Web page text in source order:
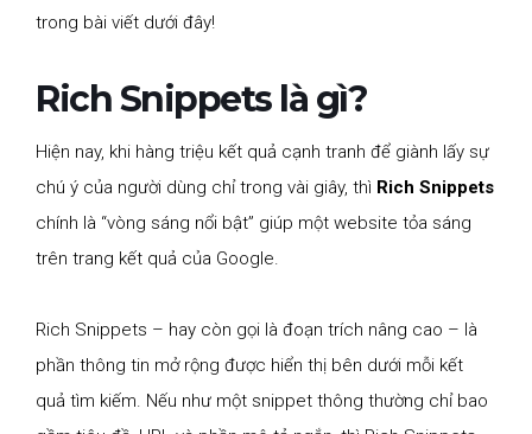
trong bài viết dưới đây!
Rich Snippets là gì?
Hiện nay, khi hàng triệu kết quả cạnh tranh để giành lấy sự
chú ý của người dùng chỉ trong vài giây, thì Rich Snippets
chính là “vòng sáng nổi bật” giúp một website tỏa sáng
trên trang kết quả của Google.
Rich Snippets – hay còn gọi là đoạn trích nâng cao – là
phần thông tin mở rộng được hiển thị bên dưới mỗi kết
quả tìm kiếm. Nếu như một snippet thông thường chỉ bao